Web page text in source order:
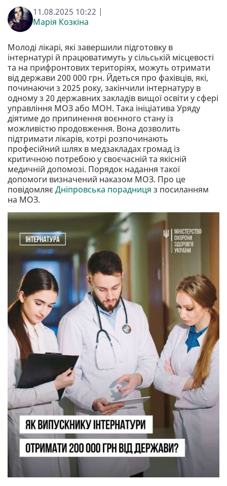
11.08.2025 10:22 |
Марія Козкіна
Молоді лікарі, які завершили підготовку в
інтернатурі й працюватимуть у сільській місцевості
та на прифронтових територіях, можуть отримати
від держави 200 000 грн. Йдеться про фахівців, які,
починаючи з 2025 року, закінчили інтернатуру в
одному з 20 державних закладів вищої освіти у сфері
управління МОЗ або МОН. Така ініціатива Уряду
діятиме до припинення воєнного стану із
можливістю продовження. Вона дозволить
підтримати лікарів, котрі розпочинають
професійний шлях в медзакладах громад із
критичною потребою у своєчасній та якісній
медичній допомозі. Порядок надання такої
допомоги визначений наказом МОЗ. Про це
повідомляєДніпровська порадниця з посиланням
на МОЗ.